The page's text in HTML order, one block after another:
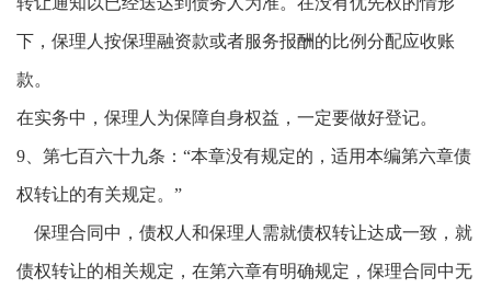
下，保理人按保理融资款或者服务报酬的比例分配应收账
款。
在实务中，保理人为保障自身权益，一定要做好登记。
9、第七百六十九条：“本章没有规定的，适用本编第六章债
权转让的有关规定。”
保理合同中，债权人和保理人需就债权转让达成一致，就
债权转让的相关规定，在第六章有明确规定，保理合同中无